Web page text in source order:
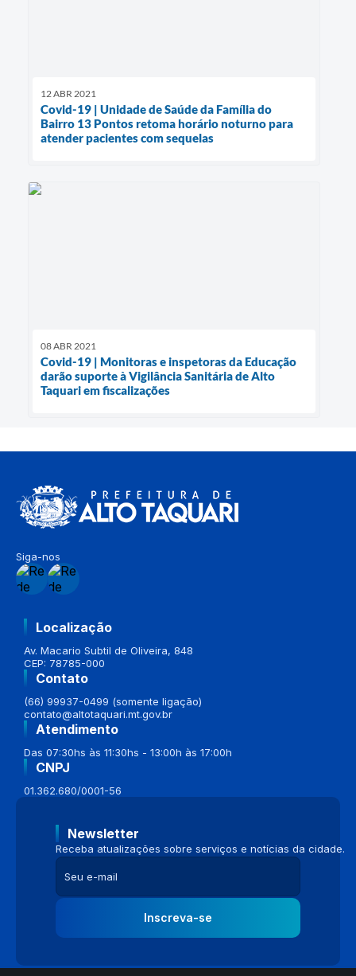
12 ABR 2021
Covid-19 | Unidade de Saúde da Família do
Bairro 13 Pontos retoma horário noturno para
atender pacientes com sequelas
08 ABR 2021
Covid-19 | Monitoras e inspetoras da Educação
darão suporte à Vigilância Sanitária de Alto
Taquari em fiscalizações
Siga-nos
Localização
Av. Macario Subtil de Oliveira, 848
CEP: 78785-000
Contato
(66) 99937-0499 (somente ligação)
contato@altotaquari.mt.gov.br
Atendimento
Das 07:30hs às 11:30hs - 13:00h às 17:00h
CNPJ
01.362.680/0001-56
Newsletter
Receba atualizações sobre serviços e notícias da cidade.
Inscreva-se